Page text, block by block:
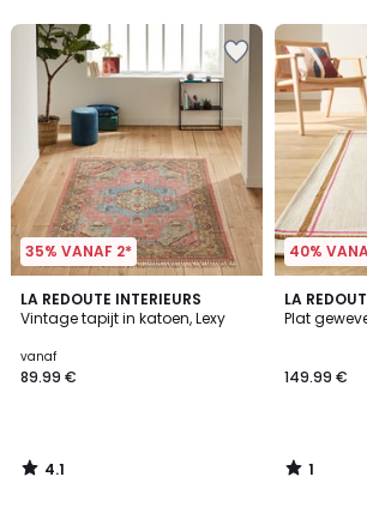
35% VANAF 2*
LA REDOUTE INTERIEURS
Vintage tapijt in katoen, Lexy
vanaf
89.99 €
4.1
/ 5
4.1
/
40%
LA
Plat
149.99 €
1
/
1
/